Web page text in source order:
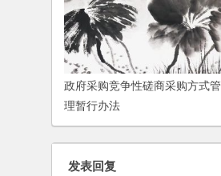
政府采购竞争性磋商采购方式管
理暂行办法
发表回复